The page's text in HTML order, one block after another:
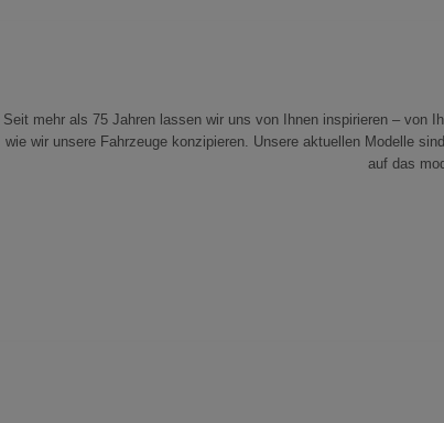
Seit mehr als 75 Jahren lassen wir uns von Ihnen inspirieren – von
wie wir unsere Fahrzeuge konzipieren. Unsere aktuellen Modelle
auf das